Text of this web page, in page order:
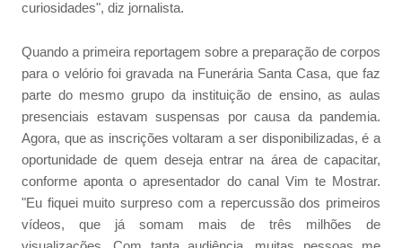
curiosidades", diz jornalista.
Quando a primeira reportagem sobre a preparação de corpos
para o velório foi gravada na Funerária Santa Casa, que faz
parte do mesmo grupo da instituição de ensino, as aulas
presenciais estavam suspensas por causa da pandemia.
Agora, que as inscrições voltaram a ser disponibilizadas, é a
oportunidade de quem deseja entrar na área de capacitar,
conforme aponta o apresentador do canal Vim te Mostrar.
"Eu fiquei muito surpreso com a repercussão dos primeiros
vídeos, que já somam mais de três milhões de